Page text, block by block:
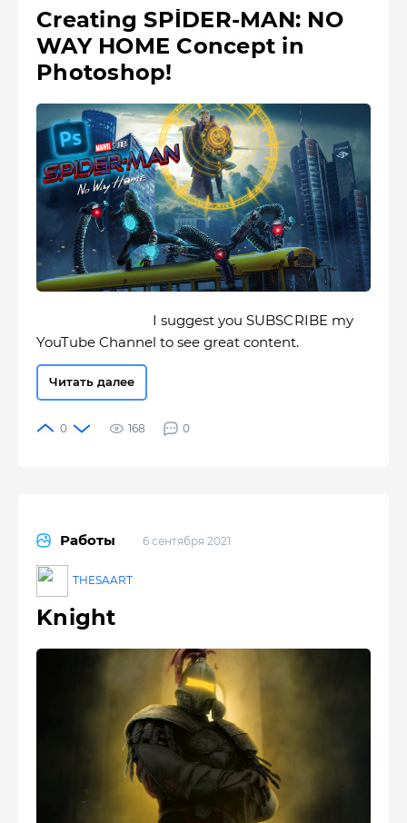
Creating SPİDER-MAN: NO
WAY HOME Concept in
Photoshop!
I suggest you SUBSCRIBE my
YouTube Channel to see great content.
Читать далее
168 0
Работы 6 сентября 2021
THESAART
Knight